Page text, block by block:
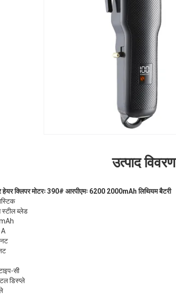
उत्पाद विवरण
क्लिपर मोटरः 390# आरपीएमः 6200 2000mAh लिथियम बैटरी
स्टील ब्लेड
सी
डिस्प्ले